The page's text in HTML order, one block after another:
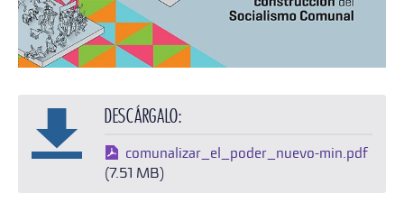
Descárgalo:
comunalizar_el_poder_nuevo-min.pdf
(7.51 MB)